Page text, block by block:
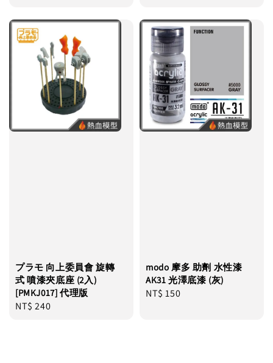
プラモ 向上委員會 旋轉
式 噴漆夾底座 (2入)
[PMKJ017] 代理版
Regular
NT$ 240
modo 摩多 助劑 水性漆
AK31 光澤底漆 (灰)
Regular
NT$ 150